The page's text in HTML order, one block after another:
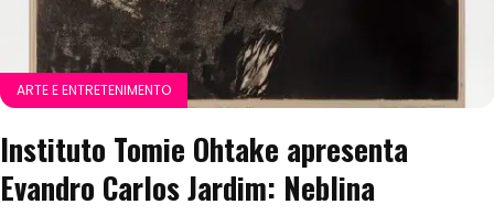
ARTE E ENTRETENIMENTO
Instituto Tomie Ohtake apresenta
Evandro Carlos Jardim: Neblina